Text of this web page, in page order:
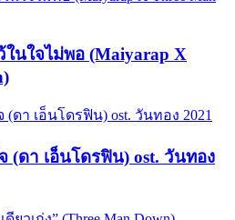
ในใจไม่พอ (Maiyarap X
(ดา เอ็นโดรฟิน) ost. วันทอง